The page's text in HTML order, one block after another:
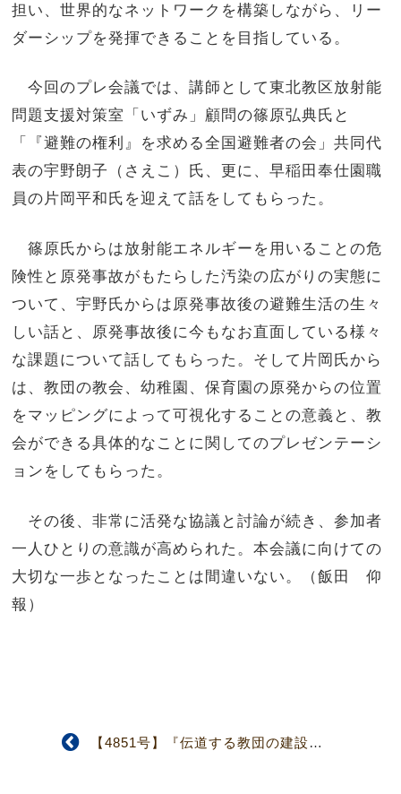
担い、世界的なネットワークを構築しながら、リー
ダーシップを発揮できることを目指している。
今回のプレ会議では、講師として東北教区放射能
問題支援対策室「いずみ」顧問の篠原弘典氏と
「『避難の権利』を求める全国避難者の会」共同代
表の宇野朗子（さえこ）氏、更に、早稲田奉仕園職
員の片岡平和氏を迎えて話をしてもらった。
篠原氏からは放射能エネルギーを用いることの危
険性と原発事故がもたらした汚染の広がりの実態に
ついて、宇野氏からは原発事故後の避難生活の生々
しい話と、原発事故後に今もなお直面している様々
な課題について話してもらった。そして片岡氏から
は、教団の教会、幼稚園、保育園の原発からの位置
をマッピングによって可視化することの意義と、教
会ができる具体的なことに関してのプレゼンテーシ
ョンをしてもらった。
その後、非常に活発な協議と討論が続き、参加者
一人ひとりの意識が高められた。本会議に向けての
大切な一歩となったことは間違いない。（飯田 仰
報）
【4851号】『伝道する教団の建設』－十字架の贖いを土台として－ 第40回教団総会